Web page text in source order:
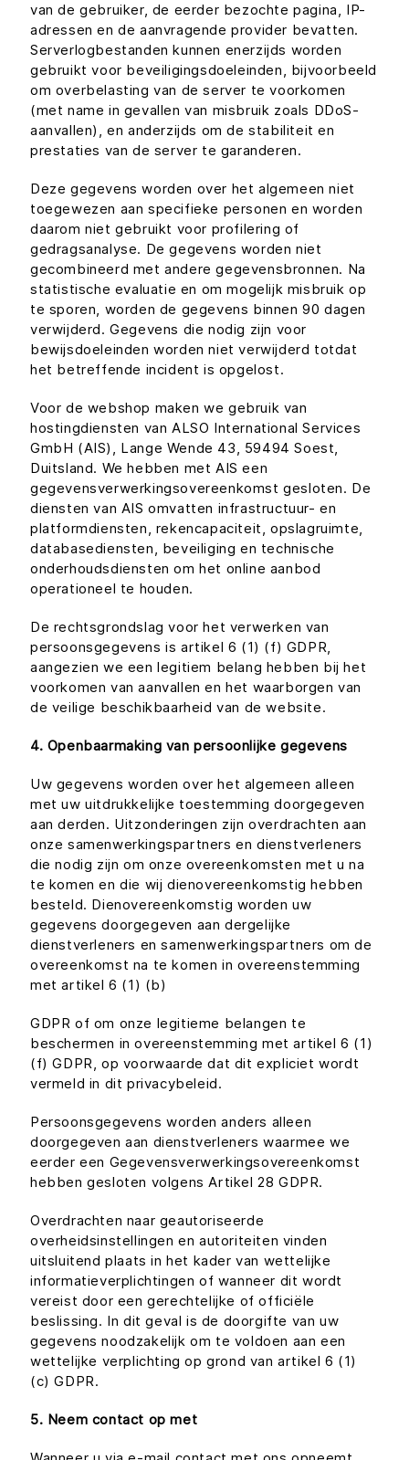
van de gebruiker, de eerder bezochte pagina, IP-
adressen en de aanvragende provider bevatten.
Serverlogbestanden kunnen enerzijds worden
gebruikt voor beveiligingsdoeleinden, bijvoorbeeld
om overbelasting van de server te voorkomen
(met name in gevallen van misbruik zoals DDoS-
aanvallen), en anderzijds om de stabiliteit en
prestaties van de server te garanderen.
Deze gegevens worden over het algemeen niet
toegewezen aan specifieke personen en worden
daarom niet gebruikt voor profilering of
gedragsanalyse. De gegevens worden niet
gecombineerd met andere gegevensbronnen. Na
statistische evaluatie en om mogelijk misbruik op
te sporen, worden de gegevens binnen 90 dagen
verwijderd. Gegevens die nodig zijn voor
bewijsdoeleinden worden niet verwijderd totdat
het betreffende incident is opgelost.
Voor de webshop maken we gebruik van
hostingdiensten van ALSO International Services
GmbH (AIS), Lange Wende 43, 59494 Soest,
Duitsland. We hebben met AIS een
gegevensverwerkingsovereenkomst gesloten. De
diensten van AIS omvatten infrastructuur- en
platformdiensten, rekencapaciteit, opslagruimte,
databasediensten, beveiliging en technische
onderhoudsdiensten om het online aanbod
operationeel te houden.
De rechtsgrondslag voor het verwerken van
persoonsgegevens is artikel 6 (1) (f) GDPR,
aangezien we een legitiem belang hebben bij het
voorkomen van aanvallen en het waarborgen van
de veilige beschikbaarheid van de website.
4. Openbaarmaking van persoonlijke gegevens
Uw gegevens worden over het algemeen alleen
met uw uitdrukkelijke toestemming doorgegeven
aan derden. Uitzonderingen zijn overdrachten aan
onze samenwerkingspartners en dienstverleners
die nodig zijn om onze overeenkomsten met u na
te komen en die wij dienovereenkomstig hebben
besteld. Dienovereenkomstig worden uw
gegevens doorgegeven aan dergelijke
dienstverleners en samenwerkingspartners om de
overeenkomst na te komen in overeenstemming
met artikel 6 (1) (b)
GDPR of om onze legitieme belangen te
beschermen in overeenstemming met artikel 6 (1)
(f) GDPR, op voorwaarde dat dit expliciet wordt
vermeld in dit privacybeleid.
Persoonsgegevens worden anders alleen
doorgegeven aan dienstverleners waarmee we
eerder een Gegevensverwerkingsovereenkomst
hebben gesloten volgens Artikel 28 GDPR.
Overdrachten naar geautoriseerde
overheidsinstellingen en autoriteiten vinden
uitsluitend plaats in het kader van wettelijke
informatieverplichtingen of wanneer dit wordt
vereist door een gerechtelijke of officiële
beslissing. In dit geval is de doorgifte van uw
gegevens noodzakelijk om te voldoen aan een
wettelijke verplichting op grond van artikel 6 (1)
(c) GDPR.
5. Neem contact op met